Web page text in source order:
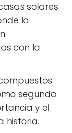
solares
la
con la
segundo
y el
historia.